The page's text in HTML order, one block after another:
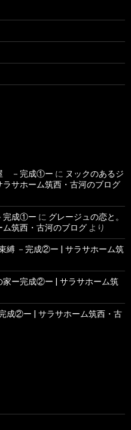
－完成①ー に ヌックのあるジ
サホーム筑西・古河のブログ
完成①ー に グレージュの恋と。
筑西・古河のブログ より
縛 －完成②ー | サラサホーム筑
家ー完成②ー | サラサホーム筑
成②ー | サラサホーム筑西・古